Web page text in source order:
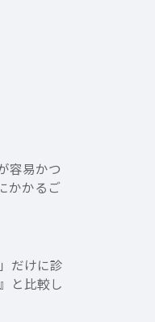
容易かつ
かかるご
だけに診
と比較し